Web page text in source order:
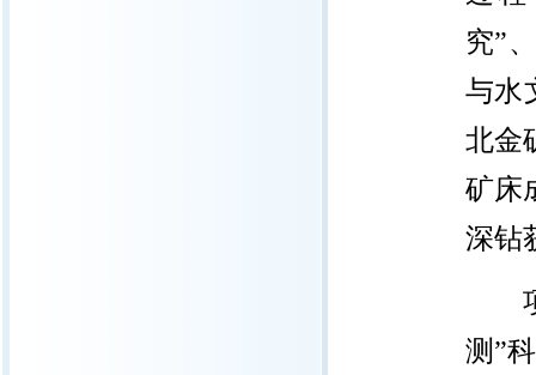
究”
与水
北金
矿床
深钻
测”